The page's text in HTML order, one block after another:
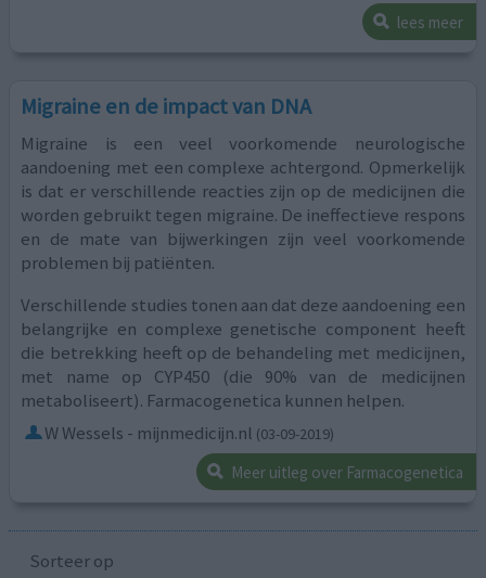
lees meer
Migraine en de impact van DNA
Migraine is een veel voorkomende neurologische
aandoening met een complexe achtergond. Opmerkelijk
is dat er verschillende reacties zijn op de medicijnen die
worden gebruikt tegen migraine. De ineffectieve respons
en de mate van bijwerkingen zijn veel voorkomende
problemen bij patiënten.
Verschillende studies tonen aan dat deze aandoening een
belangrijke en complexe genetische component heeft
die betrekking heeft op de behandeling met medicijnen,
met name op CYP450 (die 90% van de medicijnen
metaboliseert). Farmacogenetica kunnen helpen.
W Wessels - mijnmedicijn.nl (03-09-2019)
Meer uitleg over Farmacogenetica
Sorteer op